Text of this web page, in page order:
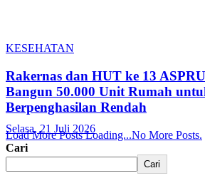
KESEHATAN
Rakernas dan HUT ke 13
Bangun 50.000 Unit Rumah
Berpenghasilan Rendah
Selasa, 21 Juli 2026
Load More Posts Loading...No More Posts.
Cari
Cari